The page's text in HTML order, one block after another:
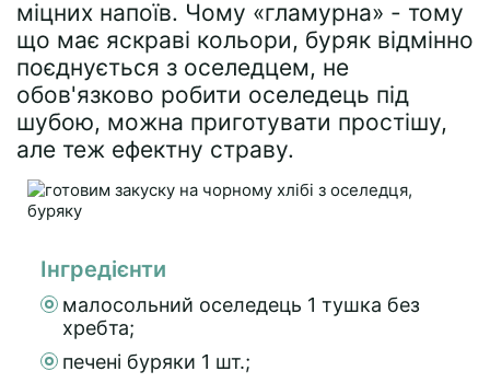
міцних напоїв. Чому «гламурна» - тому
що має яскраві кольори, буряк відмінно
поєднується з оселедцем, не
обов'язково робити оселедець під
шубою, можна приготувати простішу,
але теж ефектну страву.
Інгредієнти
малосольний оселедець 1 тушка без
хребта;
печені буряки 1 шт.;